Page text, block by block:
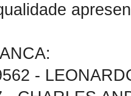
-